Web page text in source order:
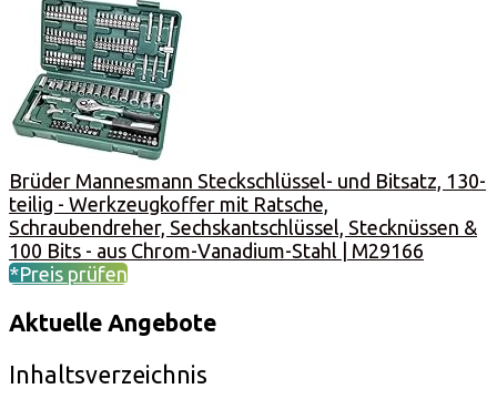
Brüder Mannesmann Steckschlüssel- und Bitsatz, 130-
teilig - Werkzeugkoffer mit Ratsche,
Schraubendreher, Sechskantschlüssel, Stecknüssen &
100 Bits - aus Chrom-Vanadium-Stahl | M29166
*Preis prüfen
Aktuelle Angebote
Inhaltsverzeichnis